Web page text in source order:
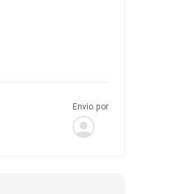
Envio por